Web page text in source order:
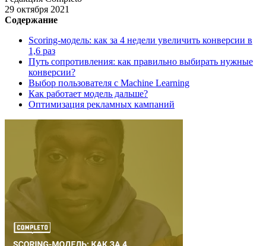
29 октября 2021
Содержание
Scoring-модель: как за 4 недели увеличить конверсии в
1,6 раз
Путь сопротивления: как правильно выбирать нужные
конверсии?
Выбор пользователя с Machine Learning
Как работает модель дальше?
Оптимизация рекламных кампаний